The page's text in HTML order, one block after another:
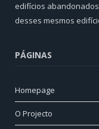
edifícios
desses mesmos
PÁGINAS
Homepage
O Projecto